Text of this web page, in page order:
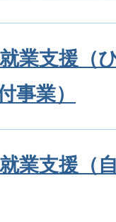
業支援（
事業）
業支援（